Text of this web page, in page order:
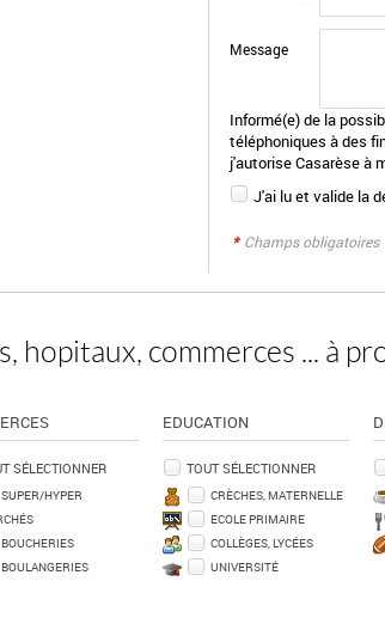
Message
Informé(e) de la
téléphoniques à des
j'autorise Casarèse à
J'ai lu et valide la
* Champs obligatoires
hopitaux, commerces ... à
SÉLECTIONNER
SUPER/HYPER
BOUCHERIES
BOULANGERIES
EDUCATION
TOUT SÉLECTIONNER
CRÈCHES, MATERNELLE
ECOLE PRIMAIRE
COLLÈGES, LYCÉES
UNIVERSITÉ